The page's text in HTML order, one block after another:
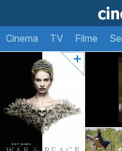
Cinema TV Filme